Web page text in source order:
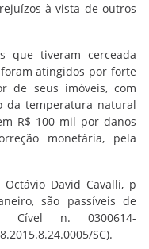
à vista de outros
que tiveram cerceada
atingidos por forte
de seus imóveis, com
da temperatura natural
R$ 100 mil por danos
monetária, pela
David Cavalli, p​
são passíveis de
Cível n. 0300614-
SC).